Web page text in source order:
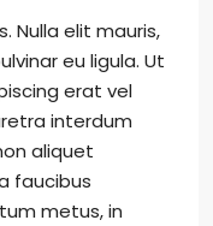
Nulla elit mauris,
eu ligula. Ut
erat vel
interdum
aliquet
faucibus
metus, in